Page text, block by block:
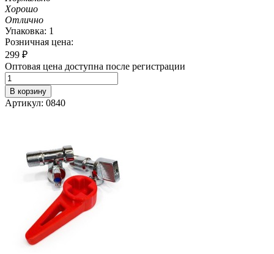
Хорошо
Отлично
Упаковка: 1
Розничная цена:
299 ₽
Оптовая цена доступна после регистрации
В корзину
Артикул: 0840